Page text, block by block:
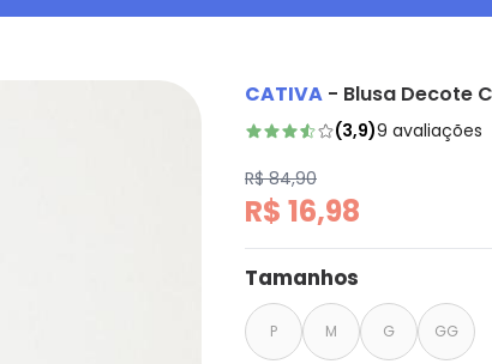
CATIVA - Blusa Decote
(3,9)9 avaliações
R$ 84,90
R$ 16,98
Tamanhos
P M G GG